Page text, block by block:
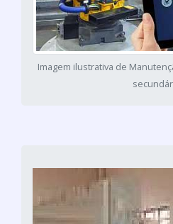
Imagem ilustrativa de